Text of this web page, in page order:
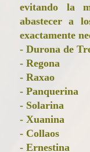
evitando la
abastecer a
exactamente
- Durona de
- Regona
- Raxao
- Panquerina
- Solarina
- Xuanina
- Collaos
- Ernestina